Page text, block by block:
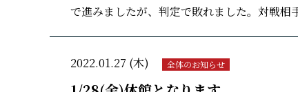
で進みましたが、判定で敗れました。対戦
2022.01.27 (木) 全体のお知らせ